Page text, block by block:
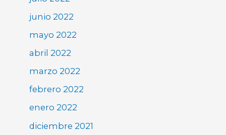
junio 2022
mayo 2022
abril 2022
marzo 2022
febrero 2022
enero 2022
diciembre 2021